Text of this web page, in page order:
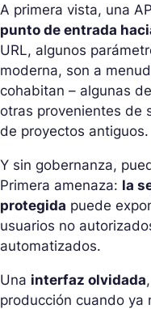
A primera vista, una
punto de entrada
URL, algunos
moderna, son a
cohabitan – algunas
otras provenientes de
de proyectos antiguos.
Y sin gobernanza,
Primera amenaza: la
protegida puede
usuarios no
automatizados.
Una interfaz olvidada
producción cuando ya